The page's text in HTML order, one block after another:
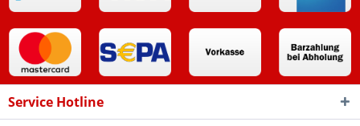
Service Hotline